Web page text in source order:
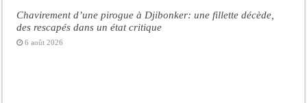
Chavirement d’une pirogue à Djibonker: une fillette décède,
des rescapés dans un état critique
6 août 2026